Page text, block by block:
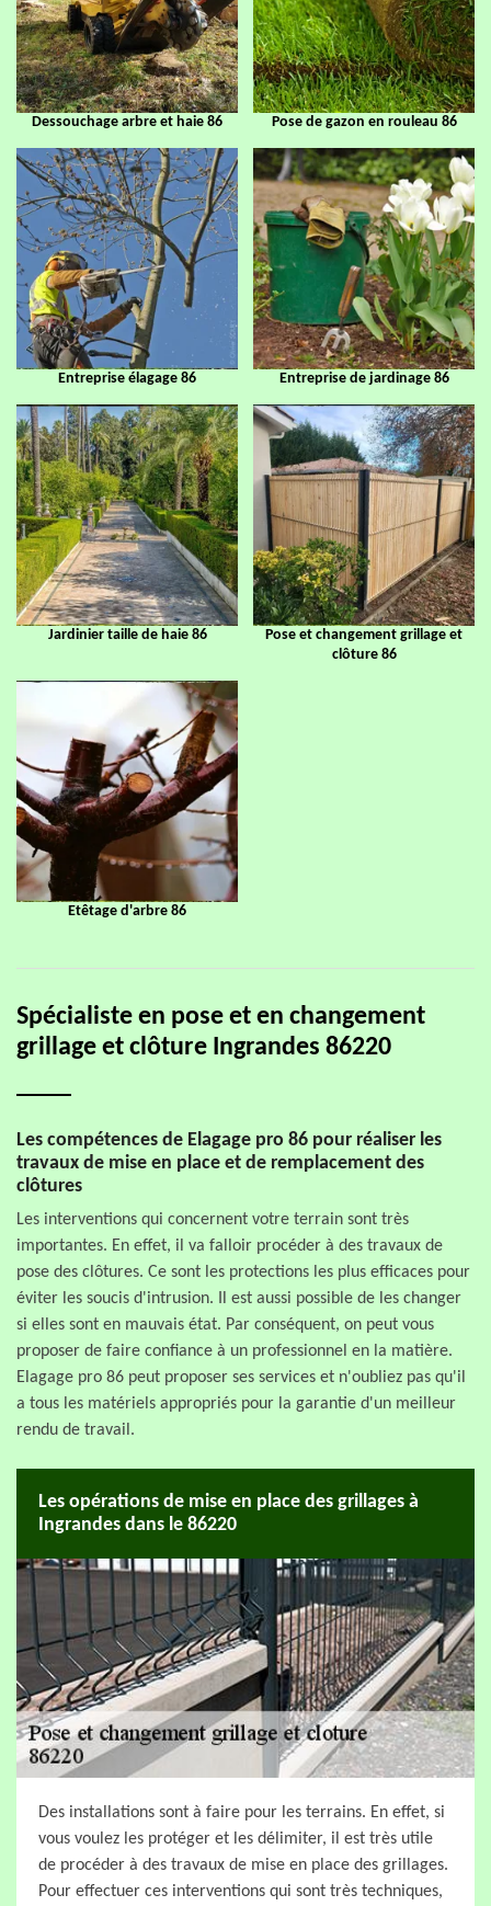
Dessouchage arbre et haie 86 Pose de gazon en rouleau 86
Entreprise élagage 86 Entreprise de jardinage 86
Jardinier taille de haie 86
Pose et changement grillage et
clôture 86
Etêtage d'arbre 86
Spécialiste en pose et en changement
grillage et clôture Ingrandes 86220
Les compétences de Elagage pro 86 pour réaliser les
travaux de mise en place et de remplacement des
clôtures
Les interventions qui concernent votre terrain sont très
importantes. En effet, il va falloir procéder à des travaux de
pose des clôtures. Ce sont les protections les plus efficaces pour
éviter les soucis d'intrusion. Il est aussi possible de les changer
si elles sont en mauvais état. Par conséquent, on peut vous
proposer de faire confiance à un professionnel en la matière.
Elagage pro 86 peut proposer ses services et n'oubliez pas qu'il
a tous les matériels appropriés pour la garantie d'un meilleur
rendu de travail.
Les opérations de mise en place des grillages à
Ingrandes dans le 86220
Des installations sont à faire pour les terrains. En effet, si
vous voulez les protéger et les délimiter, il est très utile
de procéder à des travaux de mise en place des grillages.
Pour effectuer ces interventions qui sont très techniques,